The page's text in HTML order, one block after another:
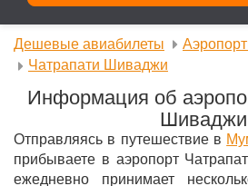
Дешевые авиабилеты
Чатрапати Шиваджи
Информация об
Шиваджи
Отправляясь в путешествие в
прибываете в аэропорт
ежедневно принимает